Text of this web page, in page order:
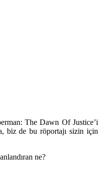
The Dawn Of Justice’i
biz de bu röportajı sizin için
ne?